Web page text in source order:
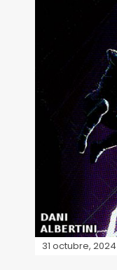
31 octubre, 2024